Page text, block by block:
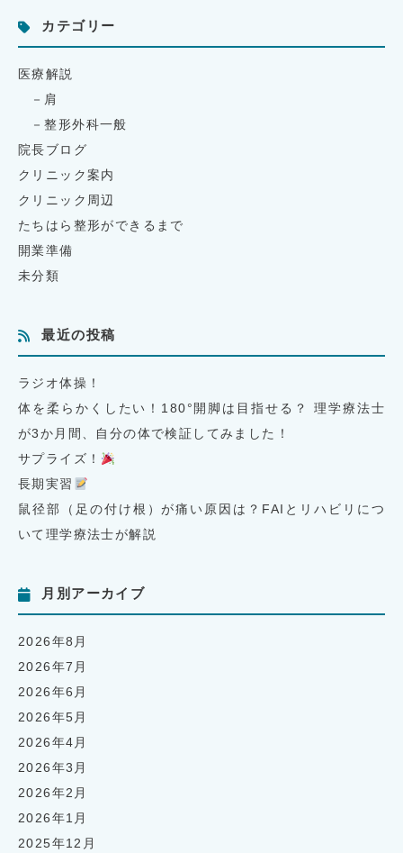
カテゴリー
医療解説
肩
整形外科一般
院長ブログ
クリニック案内
クリニック周辺
たちはら整形ができるまで
開業準備
未分類
最近の投稿
ラジオ体操！
体を柔らかくしたい！180°開脚は目指せる？ 理学療法士
が3か月間、自分の体で検証してみました！
サプライズ！
長期実習
鼠径部（足の付け根）が痛い原因は？FAIとリハビリにつ
いて理学療法士が解説
月別アーカイブ
2026年8月
2026年7月
2026年6月
2026年5月
2026年4月
2026年3月
2026年2月
2026年1月
2025年12月